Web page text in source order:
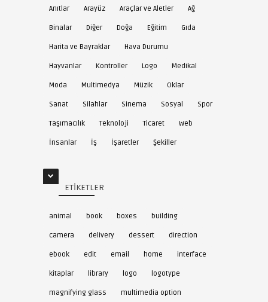
Anıtlar Arayüz Araçlar ve Aletler Ağ
Binalar Diğer Doğa Eğitim Gıda
Harita ve Bayraklar Hava Durumu
Hayvanlar Kontroller Logo Medikal
Moda Multimedya Müzik Oklar
Sanat Silahlar Sinema Sosyal Spor
Taşımacılık Teknoloji Ticaret Web
İnsanlar İş İşaretler Şekiller
ETIKETLER
animal book boxes building
camera delivery dessert direction
ebook edit email home interface
kitaplar library logo logotype
magnifying glass multimedia option